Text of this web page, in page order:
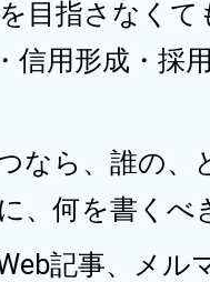
目指さなくて
信用形成・採
なら、誰の、
、何を書くべ
記事、メル